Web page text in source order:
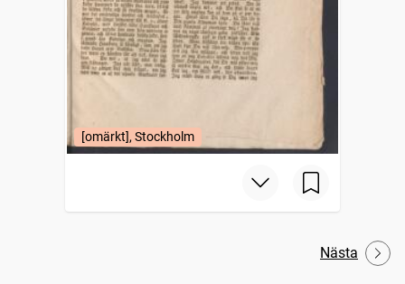
[omärkt], Stockholm
Nästa